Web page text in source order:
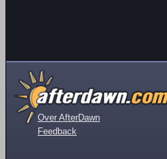
Over AfterDawn
Feedback